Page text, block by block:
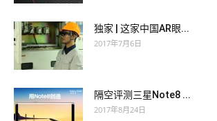
独家 | 这家中国AR眼...
2017年7月6日
隔空评测三星Note8 ...
2017年8月24日